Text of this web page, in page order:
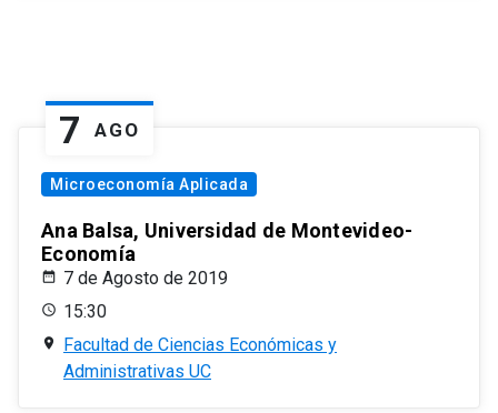
7 AGO
Microeconomía Aplicada
Ana Balsa, Universidad de Montevideo-
Economía
7 de Agosto de 2019
15:30
Facultad de Ciencias Económicas y
Administrativas UC